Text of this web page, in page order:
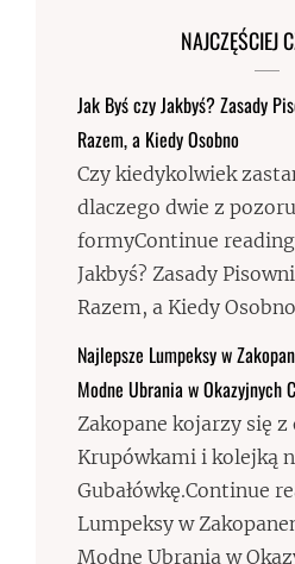
NAJCZĘŚCIEJ
Jak Byś czy Jakbyś? Zasady
Razem, a Kiedy Osobno
Czy kiedykolwiek
dlaczego dwie z
formyContinue
Jakbyś? Zasady
Razem, a Kiedy Osobno
Najlepsze Lumpeksy w
Modne Ubrania w Okazyjnych
Zakopane kojarzy się z
Krupówkami i kolejką
Gubałówkę.Continue
Lumpeksy w
Modne Ubrania w